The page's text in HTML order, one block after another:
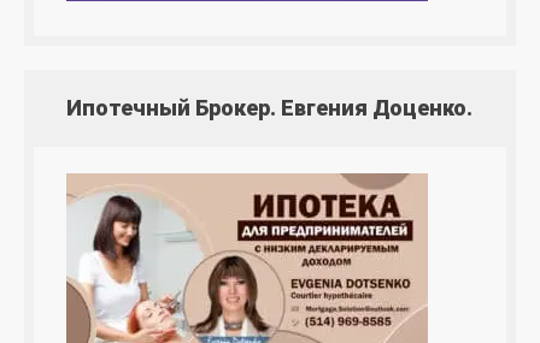
Ипотечный Брокер. Евгения Доценко.